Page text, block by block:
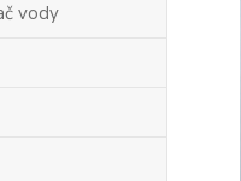
vody